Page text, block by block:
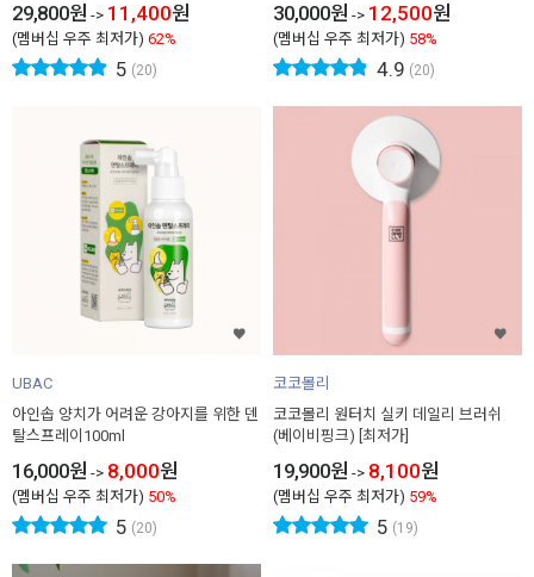
29,800원 -> 11,400원
(멤버십 우주 최저가) 62%
5 (20)
30,000원 -> 12,500원
(멤버십 우주 최저가) 58%
4.9 (20)
UBAC
아인솝 양치가 어려운 강아지를 위한 덴
탈스프레이100ml
16,000원 -> 8,000원
(멤버십 우주 최저가) 50%
5 (20)
코코몰리
코코몰리 원터치 실키 데일리 브러쉬
(베이비핑크) [최저가]
19,900원 -> 8,100원
(멤버십 우주 최저가) 59%
5 (19)